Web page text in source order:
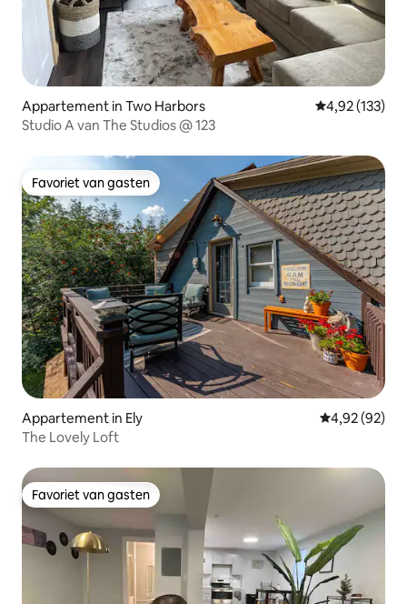
Appartement in Two Harbors Gemiddelde
4,92 (133)
Studio A van The Studios @ 123
Favoriet van gasten
Favoriet van gasten
Appartement in Ely Gemiddelde
4,92 (92)
The Lovely Loft
Favoriet van gasten
Favoriet van gasten